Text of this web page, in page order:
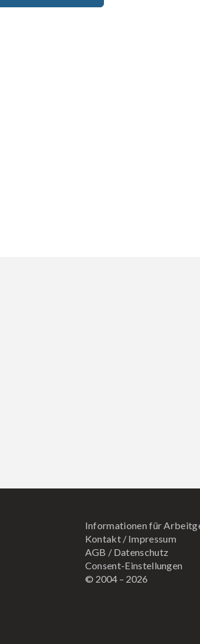
Informationen für
Kontakt/ Impressum
AGB / Datenschutz
Consent-Einstellungen
© 2004 – 2026